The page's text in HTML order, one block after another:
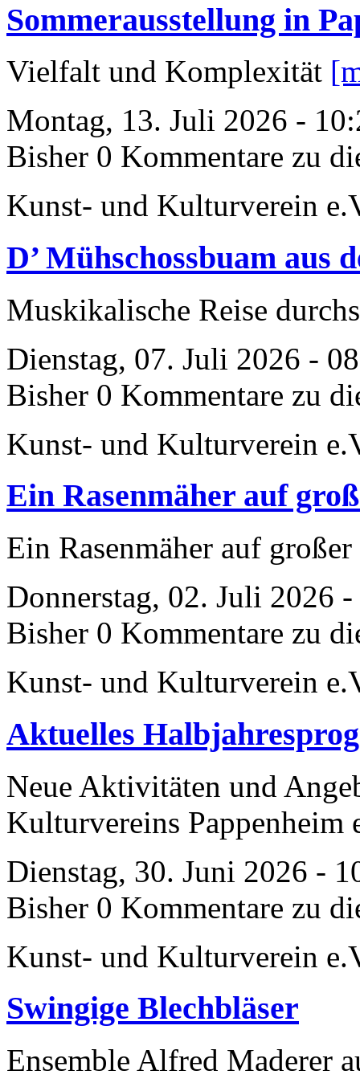
Sommerausstellung in
Vielfalt und Komplexität
Montag, 13. Juli 2026 -
Bisher 0 Kommentare zu
Kunst- und Kulturverein
D’ Mühschossbuam aus
Muskikalische Reise
Dienstag, 07. Juli 2026 -
Bisher 0 Kommentare zu
Kunst- und Kulturverein
Ein Rasenmäher auf
Ein Rasenmäher auf
Donnerstag, 02. Juli 2026
Bisher 0 Kommentare zu
Kunst- und Kulturverein
Aktuelles
Neue Aktivitäten und
Kulturvereins Pappenheim
Dienstag, 30. Juni 2026 -
Bisher 0 Kommentare zu
Kunst- und Kulturverein
Swingige Blechbläser
Ensemble Alfred Maderer